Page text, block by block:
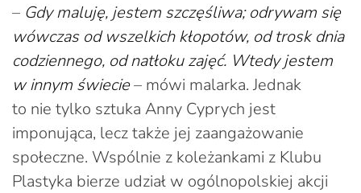
– Gdy maluję, jestem szczęśliwa; odrywam się
wówczas od wszelkich kłopotów, od trosk dnia
codziennego, od natłoku zajęć. Wtedy jestem
w innym świecie– mówi malarka. Jednak
to nie tylko sztuka Anny Cyprych jest
imponująca, lecz także jej zaangażowanie
społeczne. Wspólnie z koleżankami z Klubu
Plastyka bierze udział w ogólnopolskiej akcji